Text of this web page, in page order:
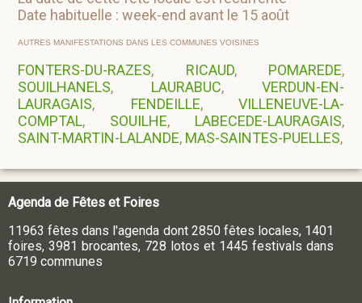
Date habituelle : week-end avant le 15 août
AUTRES MANIFESTATIONS DANS LES COMMUNES VOISINES
FONTERS-DU-RAZES, RICAUD, POMAREDE,
SOUILHANELS, LAURABUC, VERDUN-EN-
LAURAGAIS, FENDEILLE, VILLENEUVE-LA-
COMPTAL, SOUILHE, LABECEDE-LAURAGAIS,
SAINT-MARTIN-LALANDE, MAS-SAINTES-PUELLES,
Agenda de Fêtes et Foires
11963 fêtes dans l'agenda dont 2850 fêtes locales, 1401
foires, 3981 brocantes, 728 lotos et 1445 festivals dans
6719 communes